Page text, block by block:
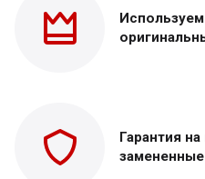
Гарантия
замененные